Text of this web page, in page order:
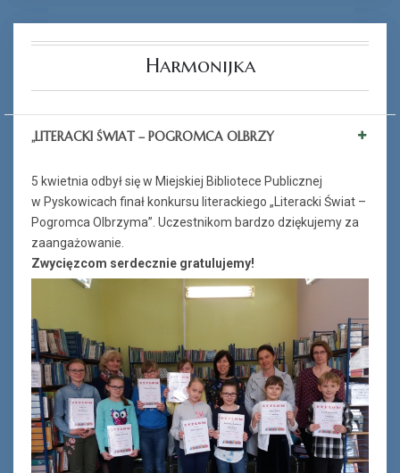
Harmonijka
„LITERACKI ŚWIAT – POGROMCA OLBRZY
5 kwietnia odbył się w Miejskiej Bibliotece Publicznej
w Pyskowicach finał konkursu literackiego „Literacki Świat –
Pogromca Olbrzyma”. Uczestnikom bardzo dziękujemy za
zaangażowanie.
Zwycięzcom serdecznie gratulujemy!